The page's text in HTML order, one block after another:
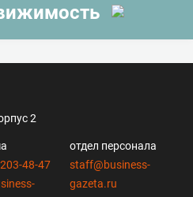
2
48-47
отдел персонала
staff@business-
gazeta.ru